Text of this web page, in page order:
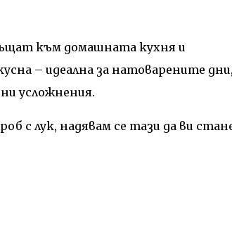
към домашната кухня и
– идеална за натоварените дни,
усложнения.
с лук, надявам се тази да ви